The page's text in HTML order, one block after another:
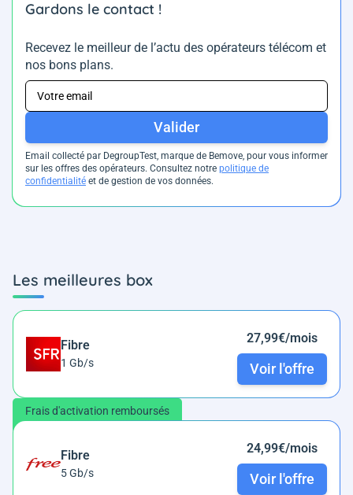
Gardons le contact !
Recevez le meilleur de l’actu des opérateurs télécom et
nos bons plans.
Valider
Email collecté par DegroupTest, marque de Bemove, pour vous informer
sur les offres des opérateurs. Consultez notre politique de
confidentialité et de gestion de vos données.
Les meilleures box
Fibre
1 Gb/s
27,99€/mois
Voir l'offre
Frais d'activation remboursés
Fibre
5 Gb/s
24,99€/mois
Voir l'offre